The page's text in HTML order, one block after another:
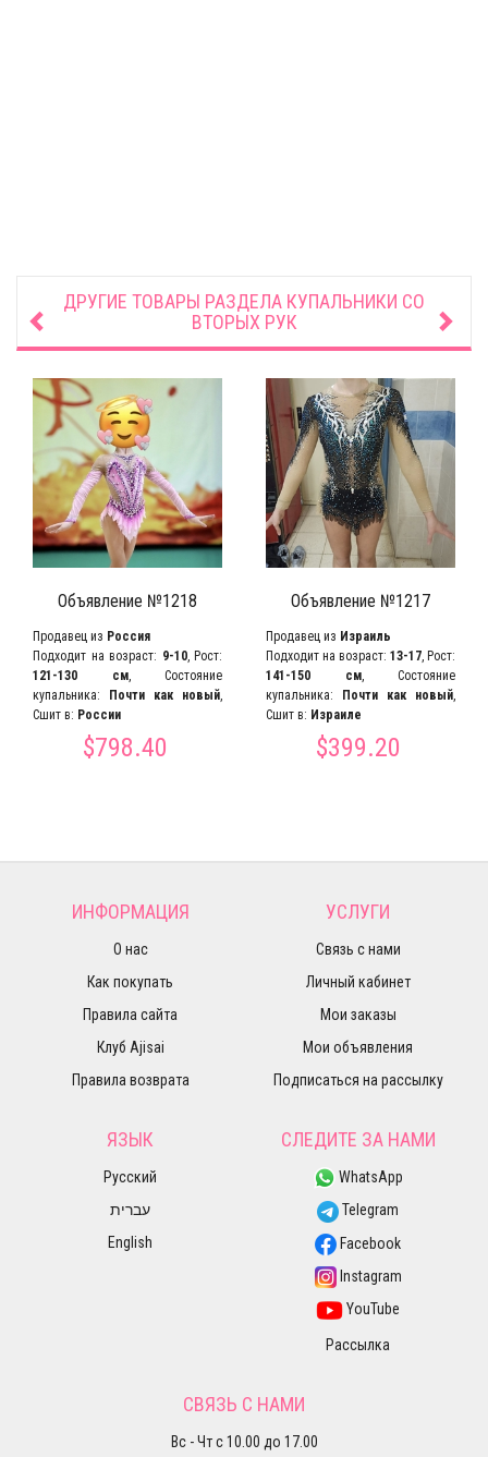
ДРУГИЕ ТОВАРЫ РАЗДЕЛА КУПАЛЬНИКИ СО
ВТОРЫХ РУК
Объявление №1218
Продавец из Россия
Подходит на возраст: 9-10, Рост:
121-130 см, Состояние
купальника:
Почти как новый,
Сшит в: России
$798.40
Объявление №1217
Продавец из Израиль
Подходит на возраст: 13-17, Рост:
141-150 см, Состояние
купальника:
Почти как новый,
Сшит в: Израиле
$399.20
ИНФОРМАЦИЯ
О нас
Как покупать
Правила сайта
Клуб Ajisai
Правила возврата
УСЛУГИ
Связь с нами
Личный кабинет
Мои заказы
Мои объявления
Подписаться на рассылку
ЯЗЫК
Русский
עברית
English
СЛЕДИТЕ ЗА НАМИ
WhatsApp
Telegram
Facebook
Instagram
YouTube
Рассылка
СВЯЗЬ С НАМИ
Вс - Чт с 10.00 до 17.00